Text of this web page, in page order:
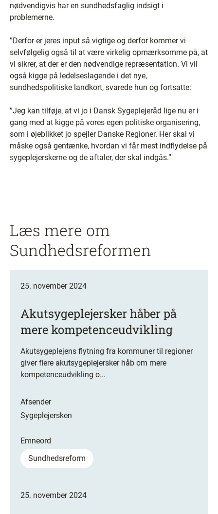
nødvendigvis har en sundhedsfaglig indsigt i
problemerne.
”Derfor er jeres input så vigtige og derfor kommer vi
selvfølgelig også til at være virkelig opmærksomme på, at
vi sikrer, at der er den nødvendige repræsentation. Vi vil
også kigge på ledelseslagende i det nye,
sundhedspolitiske landkort, svarede hun og fortsatte:
”Jeg kan tilføje, at vi jo i Dansk Sygeplejeråd lige nu er i
gang med at kigge på vores egen politiske organisering,
som i øjeblikket jo spejler Danske Regioner. Her skal vi
måske også gentænke, hvordan vi får mest indflydelse på
sygeplejerskerne og de aftaler, der skal indgås.”
Læs mere om
Sundhedsreformen
25. november 2024
Akutsygeplejersker håber på
mere kompetenceudvikling
Akutsygeplejens flytning fra kommuner til regioner
giver flere akutsygeplejersker håb om mere
kompetenceudvikling o...
Afsender
Sygeplejersken
Emneord
Sundhedsreform
25. november 2024